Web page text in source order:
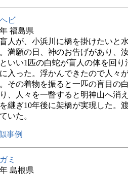
ビ
福島県
人が、小浜川に橋を掛けたいと
満願の日、神のお告げがあり、
いい1匹の白蛇が盲人の体を回
入った。浮かんできたので人々
その着物を振ると一匹の盲目の
り、人々を一瞥すると明神山へ消
継ぎ10年後に架橋が実現した。
いた。
事例
ミ
島根県